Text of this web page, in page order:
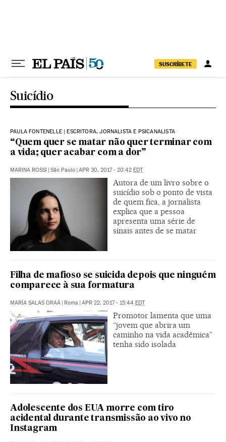
SUSCRÍBETE
Suicídio
PAULA FONTENELLE | ESCRITORA, JORNALISTA E PSICANALISTA
“Quem quer se matar não quer terminar com
a vida; quer acabar com a dor”
MARINA ROSSI | São Paulo | APR 30, 2017 - 20:42 EDT
Autora de um livro sobre o
suicídio sob o ponto de vista
de quem fica, a jornalista
explica que a pessoa
apresenta uma série de
sinais antes de se matar
Filha de mafioso se suicida depois que ninguém
comparece à sua formatura
MARÍA SALAS ORAÁ | Roma | APR 22, 2017 - 15:44 EDT
Promotor lamenta que uma
“jovem que abrira um
caminho na vida acadêmica”
tenha sido isolada
Adolescente dos EUA morre com tiro
acidental durante transmissão ao vivo no
Instagram